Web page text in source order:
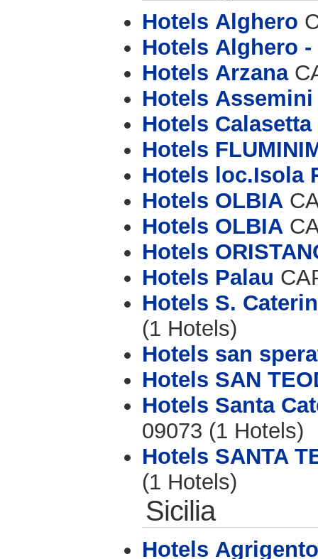
Hotels Alghero
Hotels Alghero
Hotels Arzana
Hotels Assemini
Hotels Calasetta
Hotels
Hotels loc.Isola
Hotels OLBIA
Hotels OLBIA
Hotels
Hotels Palau
Hotels S.
(1 Hotels)
Hotels san
Hotels SAN
Hotels Santa
09073 (1 Hotels)
Hotels SANTA
(1 Hotels)
Sicilia
Hotels Agrigento